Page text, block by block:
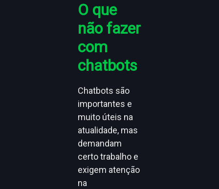
O que
não fazer
com
chatbots
Chatbots são
importantes e
muito úteis na
atualidade, mas
demandam
certo trabalho e
exigem atenção
na